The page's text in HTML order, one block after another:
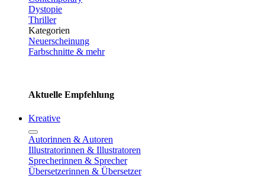
Dystopie
Thriller
Kategorien
Neuerscheinung
Farbschnitte & mehr
Aktuelle Empfehlung
Kreative
Autorinnen & Autoren
Illustratorinnen & Illustratoren
Sprecherinnen & Sprecher
Übersetzerinnen & Übersetzer